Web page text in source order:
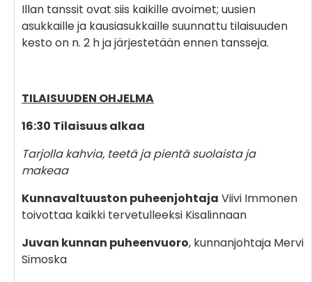
Illan tanssit ovat siis kaikille avoimet; uusien
asukkaille ja kausiasukkaille suunnattu tilaisuuden
kesto on n. 2 h ja järjestetään ennen tansseja.
TILAISUUDEN OHJELMA
16:30 Tilaisuus alkaa
Tarjolla kahvia, teetä ja pientä suolaista ja
makeaa
Kunnavaltuuston puheenjohtaja Viivi Immonen
toivottaa kaikki tervetulleeksi Kisalinnaan
Juvan kunnan puheenvuoro, kunnanjohtaja Mervi
Simoska